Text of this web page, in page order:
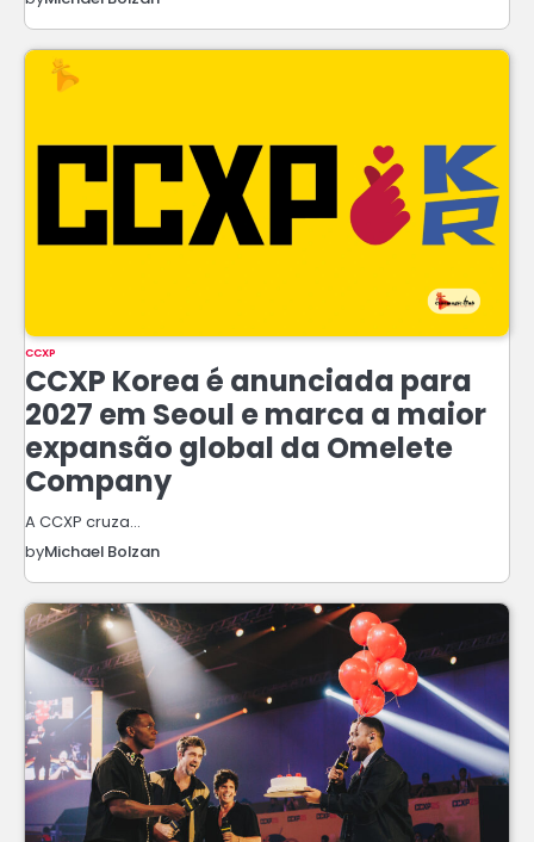
CCXP
CCXP Korea é anunciada para
2027 em Seoul e marca a maior
expansão global da Omelete
Company
A CCXP cruza…
byMichael Bolzan